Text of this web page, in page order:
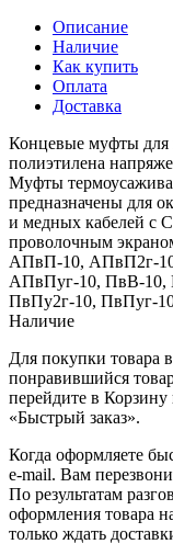
Описание
Наличие
Как купить
Оплата
Доставка
Концевые муфты для
полиэтилена
Муфты
предназначены для
и медных кабелей с
проволочным
АПвП-10, АПвП2г-
АПвПуг-10, ПвВ-10,
ПвПу2г-10, ПвПуг-
Наличие
Для покупки товара
понравившийся
перейдите в
«Быстрый заказ».
Когда оформляете
e-mail. Вам
По результатам
оформления товара
только ждать